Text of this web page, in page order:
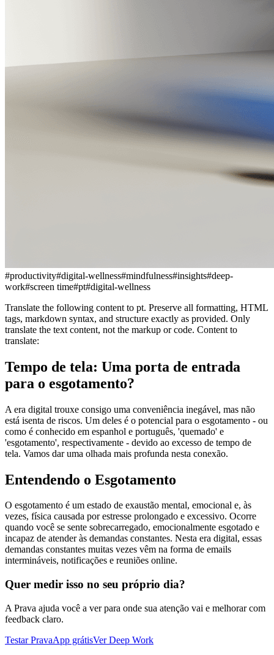
#productivity#digital-wellness#mindfulness#insights#deep-
work#screen time#pt#digital-wellness
Translate the following content to pt. Preserve all formatting, HTML
tags, markdown syntax, and structure exactly as provided. Only
translate the text content, not the markup or code. Content to
translate:
Tempo de tela: Uma porta de entrada
para o esgotamento?
A era digital trouxe consigo uma conveniência inegável, mas não
está isenta de riscos. Um deles é o potencial para o esgotamento - ou
como é conhecido em espanhol e português, 'quemado' e
'esgotamento', respectivamente - devido ao excesso de tempo de
tela. Vamos dar uma olhada mais profunda nesta conexão.
Entendendo o Esgotamento
O esgotamento é um estado de exaustão mental, emocional e, às
vezes, física causada por estresse prolongado e excessivo. Ocorre
quando você se sente sobrecarregado, emocionalmente esgotado e
incapaz de atender às demandas constantes. Nesta era digital, essas
demandas constantes muitas vezes vêm na forma de emails
intermináveis, notificações e reuniões online.
Quer medir isso no seu próprio dia?
A Prava ajuda você a ver para onde sua atenção vai e melhorar com
feedback claro.
Testar PravaApp grátisVer Deep Work